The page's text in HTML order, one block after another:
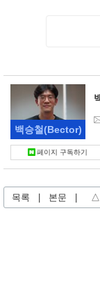
백승철(Bector)
페이지 구독하기
목록 본문